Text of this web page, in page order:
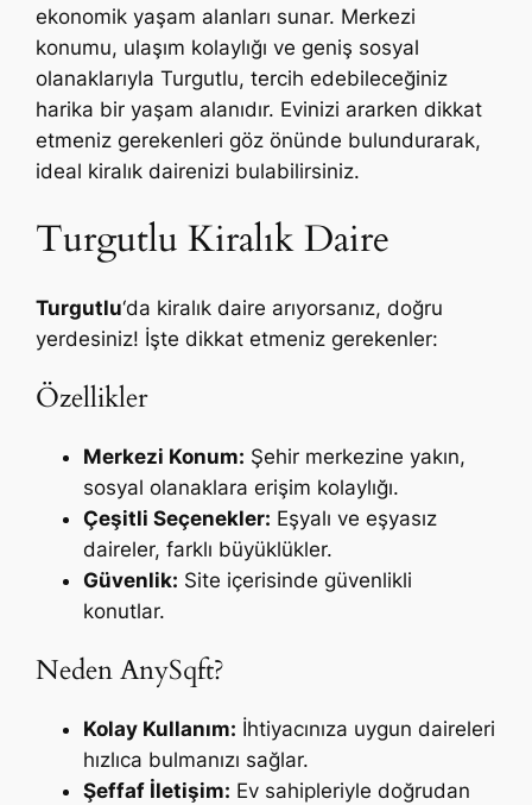
ekonomik yaşam alanları sunar. Merkezi
konumu, ulaşım kolaylığı ve geniş sosyal
olanaklarıyla Turgutlu, tercih edebileceğiniz
harika bir yaşam alanıdır. Evinizi ararken dikkat
etmeniz gerekenleri göz önünde bulundurarak,
ideal kiralık dairenizi bulabilirsiniz.
Turgutlu Kiralık Daire
Turgutlu‘da kiralık daire arıyorsanız, doğru
yerdesiniz! İşte dikkat etmeniz gerekenler:
Özellikler
Merkezi Konum: Şehir merkezine yakın,
sosyal olanaklara erişim kolaylığı.
Çeşitli Seçenekler: Eşyalı ve eşyasız
daireler, farklı büyüklükler.
Güvenlik: Site içerisinde güvenlikli
konutlar.
Neden AnySqft?
Kolay Kullanım: İhtiyacınıza uygun daireleri
hızlıca bulmanızı sağlar.
Şeffaf İletişim: Ev sahipleriyle doğrudan